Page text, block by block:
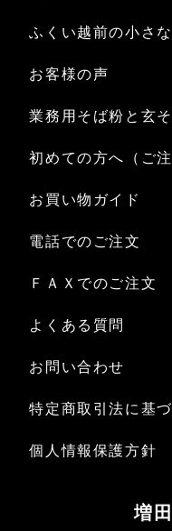
ふくい越前の小さ
お客様の声
業務用そば粉と玄
初めての方へ（ご注
お買い物ガイド
電話でのご注文
ＦＡＸでのご注文
よくある質問
お問い合わせ
特定商取引法に基
個人情報保護方針
増